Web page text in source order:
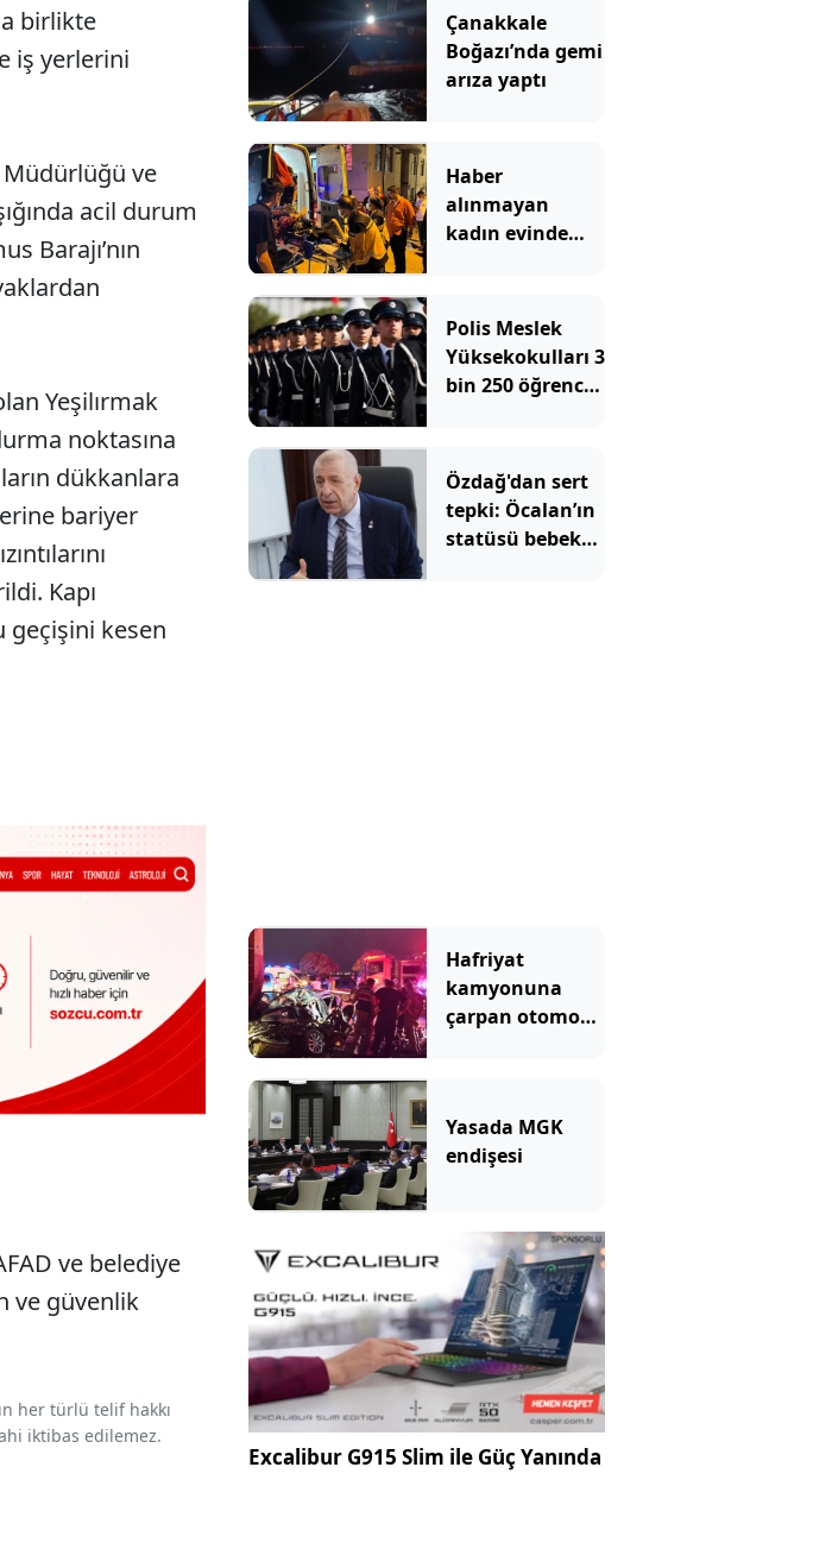
birlikte
iş yerlerini
ve
acil durum
Barajı’nın
Yeşilırmak
noktasına
dükkanlara
bariyer
Kapı
geçişini kesen
ve belediye
ve güvenlik
her türlü telif hakkı
iktibas edilemez.
Çanakkale
Boğazı’nda gemi
arıza yaptı
Haber
alınmayan
kadın evinde
bulundu
Polis Meslek
Yüksekokulları 3
bin 250 öğrenci
Özdağ'dan sert
tepki: Öcalan’ın
statüsü bebek
Hafriyat
kamyonuna
çarpan otomobil
Yasada MGK
endişesi
Excalibur G915 Slim ile Güç Yanında